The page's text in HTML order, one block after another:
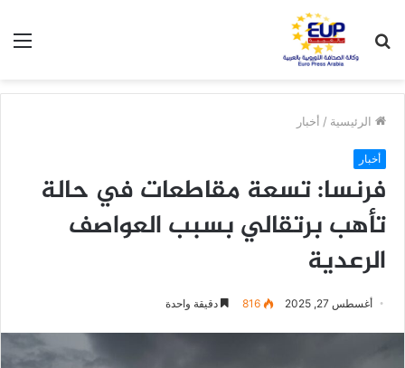
عن
الرئيسية / أخبار
أخبار
فرنسا: تسعة مقاطعات في حالة
تأهب برتقالي بسبب العواصف
الرعدية
أغسطس 27, 2025 816 دقيقة واحدة